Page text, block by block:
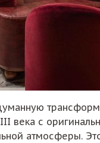
с
атмосферы.